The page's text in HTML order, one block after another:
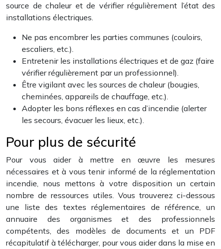
source de chaleur et de vérifier régulièrement l’état des
installations électriques.
Ne pas encombrer les parties communes (couloirs,
escaliers, etc.).
Entretenir les installations électriques et de gaz (faire
vérifier régulièrement par un professionnel).
Être vigilant avec les sources de chaleur (bougies,
cheminées, appareils de chauffage, etc.).
Adopter les bons réflexes en cas d’incendie (alerter
les secours, évacuer les lieux, etc.).
Pour plus de sécurité
Pour vous aider à mettre en œuvre les mesures
nécessaires et à vous tenir informé de la réglementation
incendie, nous mettons à votre disposition un certain
nombre de ressources utiles. Vous trouverez ci-dessous
une liste des textes réglementaires de référence, un
annuaire des organismes et des professionnels
compétents, des modèles de documents et un PDF
récapitulatif à télécharger, pour vous aider dans la mise en